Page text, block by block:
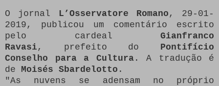
O jornal L’Osservatore Romano , 29-01-
2019, publicou um comentário escrito
pelo cardeal Gianfranco
Ravasi , prefeito do Pontifício
Conselho para a Cultura. A tradução é
de Moisés Sbardelotto .
"As nuvens se adensam no próprio